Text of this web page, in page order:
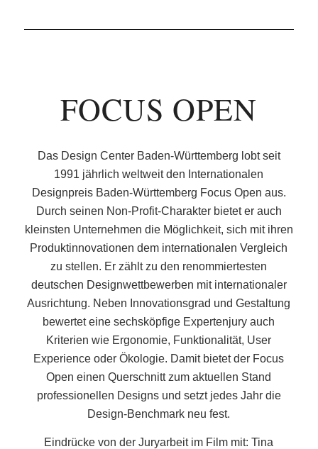
FOCUS OPEN
Das Design Center Baden-Württemberg lobt seit
1991 jährlich weltweit den Internationalen
Designpreis Baden-Württemberg Focus Open aus.
Durch seinen Non-Profit-Charakter bietet er auch
kleinsten Unternehmen die Möglichkeit, sich mit ihren
Produktinnovationen dem internationalen Vergleich
zu stellen. Er zählt zu den renommiertesten
deutschen Designwettbewerben mit internationaler
Ausrichtung. Neben Innovationsgrad und Gestaltung
bewertet eine sechsköpfige Expertenjury auch
Kriterien wie Ergonomie, Funktionalität, User
Experience oder Ökologie. Damit bietet der Focus
Open einen Querschnitt zum aktuellen Stand
professionellen Designs und setzt jedes Jahr die
Design-Benchmark neu fest.
Eindrücke von der Juryarbeit im Film mit: Tina